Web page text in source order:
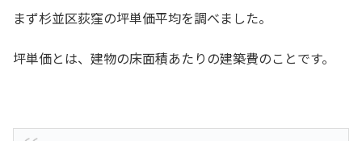
まず杉並区荻窪の坪単価平均を調べました。
坪単価とは、建物の床面積あたりの建築費のことです。